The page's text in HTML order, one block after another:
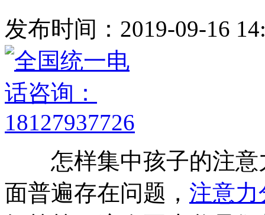
发布时间：2019-09-16
怎样集中孩子的注意
面普遍存在问题， 注意力